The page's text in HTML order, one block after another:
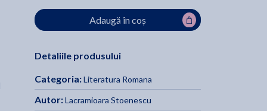
Adaugă în coș
Detaliile produsului
Categoria:Literatura Romana
Autor:Lacramioara Stoenescu